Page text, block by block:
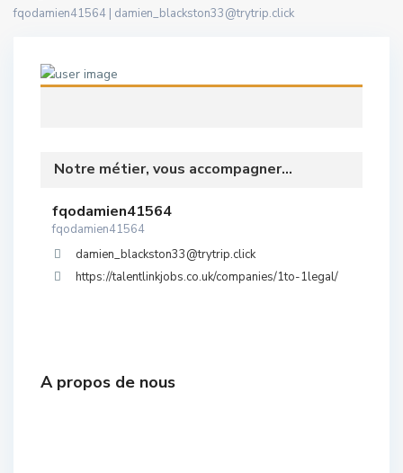
fqodamien41564 | damien_blackston33@trytrip.click
Notre métier, vous accompagner...
fqodamien41564
fqodamien41564
damien_blackston33@trytrip.click
https://talentlinkjobs.co.uk/companies/1to-1legal/
A propos de nous